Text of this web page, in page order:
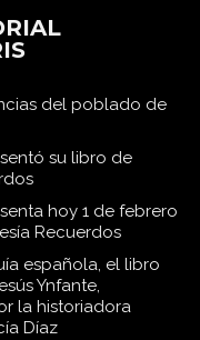
del poblado de
su libro de
hoy 1 de febrero
Recuerdos
española, el libro
Ynfante,
la historiadora
Díaz